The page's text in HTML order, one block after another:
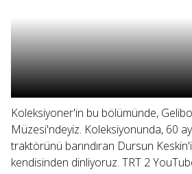
Koleksiyoner'in bu bölümünde,
Müzesi'ndeyiz. Koleksiyonunda, 60
traktörünü barındıran Dursun
kendisinden dinliyoruz. TRT 2